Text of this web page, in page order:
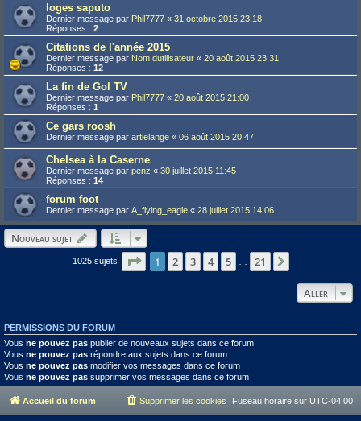
loges saputo
Dernier message par Phil7777 « 31 octobre 2015 23:18
Réponses : 2
Citations de l'année 2015
Dernier message par Nom dutilisateur « 20 août 2015 23:31
Réponses : 12
La fin de Gol TV
Dernier message par Phil7777 « 20 août 2015 21:00
Réponses : 1
Ce gars roosh
Dernier message par artielange « 06 août 2015 20:47
Chelsea à la Caserne
Dernier message par penz « 30 juillet 2015 11:45
Réponses : 14
forum foot
Dernier message par A_flying_eagle « 28 juillet 2015 14:06
Nouveau sujet
1025 sujets Page sur 21
1 2 3 4 5 21
Aller
PERMISSIONS DU FORUM
Vous ne pouvez pas publier de nouveaux sujets dans ce forum
Vous ne pouvez pas répondre aux sujets dans ce forum
Vous ne pouvez pas modifier vos messages dans ce forum
Vous ne pouvez pas supprimer vos messages dans ce forum
Accueil du forum Fuseau horaire sur UTC-04:00
Supprimer les cookies